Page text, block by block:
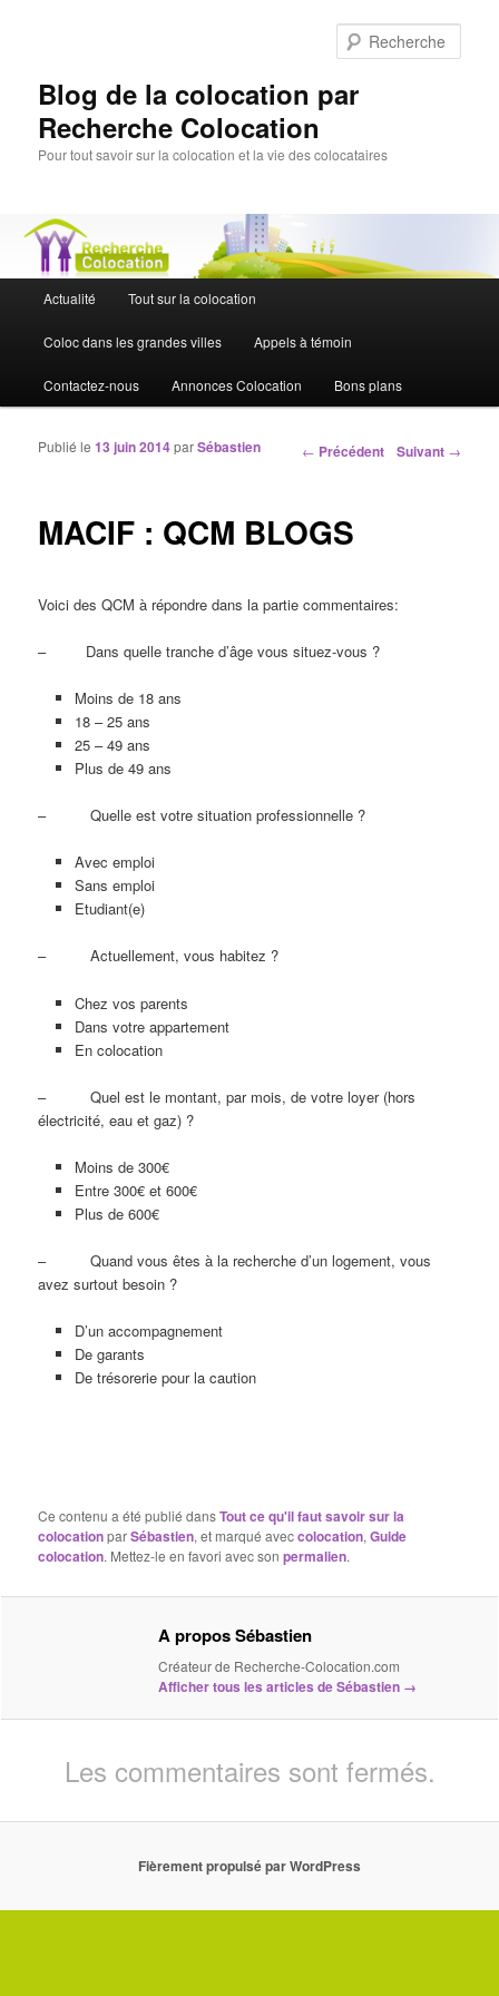
Blog de la colocation par
Recherche Colocation
Pour tout savoir sur la colocation et la vie des colocataires
Aller au contenu principal
Aller au contenu secondaire
Actualité Tout sur la colocation
Coloc dans les grandes villes Appels à témoin
Contactez-nous Annonces Colocation Bons plans
Navigation des articles
← Précédent Suivant →
MACIF : QCM BLOGS
Publié le13 juin 2014parSébastien
Voici des QCM à répondre dans la partie commentaires:
– Dans quelle tranche d’âge vous situez-vous ?
Moins de 18 ans
18 – 25 ans
25 – 49 ans
Plus de 49 ans
– Quelle est votre situation professionnelle ?
Avec emploi
Sans emploi
Etudiant(e)
– Actuellement, vous habitez ?
Chez vos parents
Dans votre appartement
En colocation
– Quel est le montant, par mois, de votre loyer (hors
électricité, eau et gaz) ?
Moins de 300€
Entre 300€ et 600€
Plus de 600€
– Quand vous êtes à la recherche d’un logement, vous
avez surtout besoin ?
D’un accompagnement
De garants
De trésorerie pour la caution
Ce contenu a été publié dansTout ce qu'il faut savoir sur la
colocationparSébastien, et marqué aveccolocation,Guide
colocation. Mettez-le en favori avec sonpermalien.
A propos Sébastien
Créateur de Recherche-Colocation.com
Afficher tous les articles de Sébastien →
Les commentaires sont fermés.
Fièrement propulsé par WordPress